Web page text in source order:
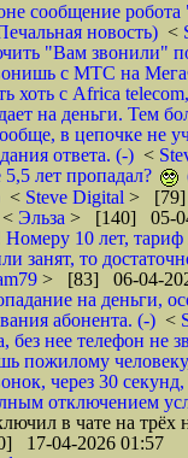
сообщение
новость) <
"Вам звонили"
с МТС на
хоть с Africa
на деньги. Тем
в цепочке не
ответа. (-) <
лет пропадал?
< Steve Digital > [79]
< Эльза > [140] 05-
10 лет,
занят, то
> [83] 06-04-
на деньги,
абонента. (-) <
без нее телефон не
пожилому
через 30
отключением
в чате на
17-04-2026 01:57